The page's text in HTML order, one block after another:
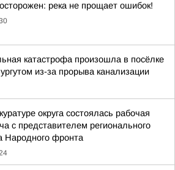
река не прощает ошибок!
катастрофа произошла в посёлке
из-за прорыва канализации
округа состоялась рабочая
с представителем регионального
Народного фронта